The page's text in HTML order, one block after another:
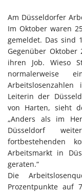
Am Düsseldorfer
Im Oktober waren
gemeldet. Das sind
Gegenüber Oktober
ihren Job. Wieso
Leiterin der
von Harten, sieht
„Anders als im
Düsseldorf
fortbestehenden
Arbeitsmarkt in
geraten.“
Die
Prozentpunkte auf